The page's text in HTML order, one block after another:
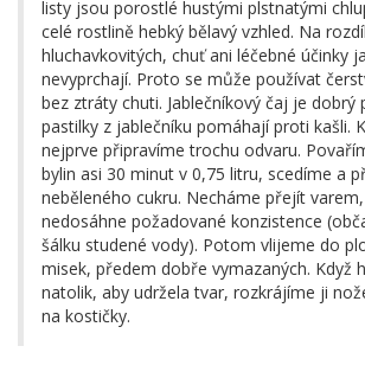
listy jsou porostlé hustými plstnatými
celé rostlině hebký bělavý vzhled. Na
hluchavkovitých, chuť ani léčebné účinky
nevyprchají. Proto se může používat
bez ztráty chuti. Jablečníkový čaj je dobrý
pastilky z jablečníku pomáhají proti kašli.
nejprve připravíme trochu odvaru.
bylin asi 30 minut v 0,75 litru, scedíme a
neběleného cukru. Necháme přejít
nedosáhne požadované konzistence
šálku studené vody). Potom vlijeme do
misek, předem dobře vymazaných. Když
natolik, aby udržela tvar, rozkrájíme ji
na kostičky.